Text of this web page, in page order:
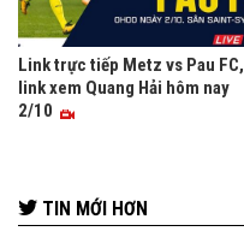
Link trực tiếp Metz vs Pau FC,
link xem Quang Hải hôm nay
2/10
TIN MỚI HƠN